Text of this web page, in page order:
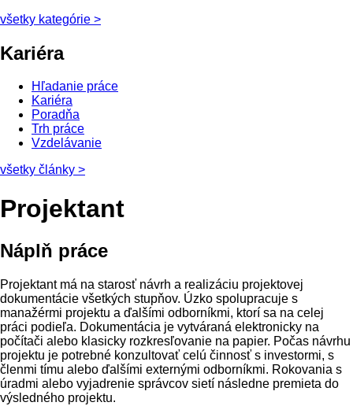
všetky kategórie >
Kariéra
Hľadanie práce
Kariéra
Poradňa
Trh práce
Vzdelávanie
všetky články >
Projektant
Náplň práce
Projektant má na starosť návrh a realizáciu projektovej
dokumentácie všetkých stupňov. Úzko spolupracuje s
manažérmi projektu a ďalšími odborníkmi, ktorí sa na celej
práci podieľa. Dokumentácia je vytváraná elektronicky na
počítači alebo klasicky rozkresľovanie na papier. Počas návrhu
projektu je potrebné konzultovať celú činnosť s investormi, s
členmi tímu alebo ďalšími externými odborníkmi. Rokovania s
úradmi alebo vyjadrenie správcov sietí následne premieta do
výsledného projektu.